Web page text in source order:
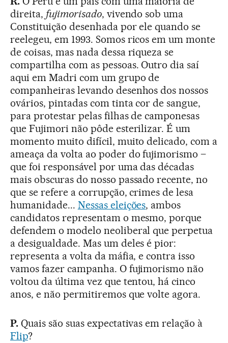
direita, fujimorisado, vivendo sob uma
Constituição desenhada por ele quando se
reelegeu, em 1993. Somos ricos em um monte
de coisas, mas nada dessa riqueza se
compartilha com as pessoas. Outro dia saí
aqui em Madri com um grupo de
companheiras levando desenhos dos nossos
ovários, pintadas com tinta cor de sangue,
para protestar pelas filhas de camponesas
que Fujimori não pôde esterilizar. É um
momento muito difícil, muito delicado, com a
ameaça da volta ao poder do fujimorismo –
que foi responsável por uma das décadas
mais obscuras do nosso passado recente, no
que se refere a corrupção, crimes de lesa
humanidade... Nessas eleições, ambos
candidatos representam o mesmo, porque
defendem o modelo neoliberal que perpetua
a desigualdade. Mas um deles é pior:
representa a volta da máfia, e contra isso
vamos fazer campanha. O fujimorismo não
voltou da última vez que tentou, há cinco
anos, e não permitiremos que volte agora.
P.Quais são suas expectativas em relação à
Flip?